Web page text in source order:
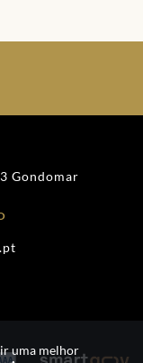
Gondomar
uma melhor